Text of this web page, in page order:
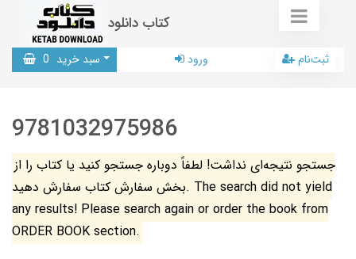
کتاب دانلود
سبد خرید 0 ورود ثبت‌نام
9781032975986
جستجو نتیجه‌ای نداشت! لطفاً دوباره جستجو کنید یا کتاب را از
بخش سفارش کتاب سفارش دهید. The search did not yield
any results! Please search again or order the book from
ORDER BOOK section.